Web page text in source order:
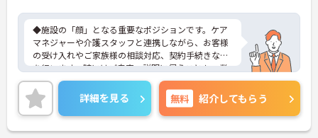
◆施設の「顔」となる重要なポジションです。ケア
マネジャーや介護スタッフと連携しながら、お客様
の受け入れやご家族様の相談対応、契約手続きなど
を行います。時にはご自宅へ説明に伺うことも。業
務の幅は広いですが、その分、お客様の「困った」
に寄り添い、解決できた時の喜びはひとしおです。
親身な対応ができるあなたを、スタッフみんなが待
っています。
◆年間休日は117日以上あり、シフト制ですが希望
詳細を見る 無料 紹介してもらう